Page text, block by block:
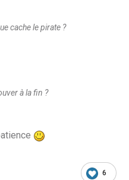
cache le pirate ?
à la fin ?
6